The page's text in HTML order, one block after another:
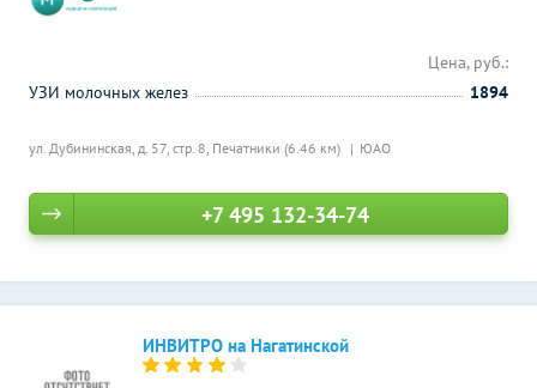
ул. Дубининская, д. 57, стр. 8, Печатники (6.46 км) ЮАО
Цена, руб.:
УЗИ молочных желез
1894
+7 495 132-34-74
ИНВИТРО на Нагатинской